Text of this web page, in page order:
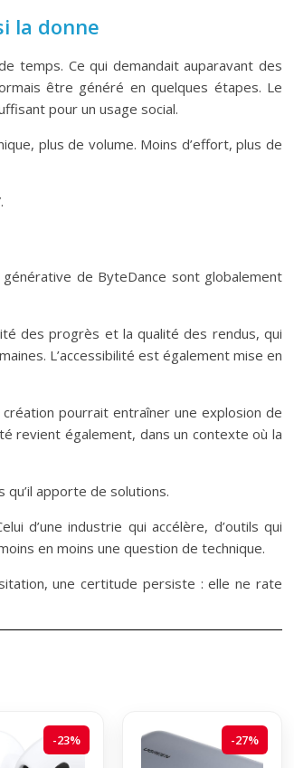
la donne
temps. Ce qui demandait auparavant des
être généré en quelques étapes. Le
pour un usage social.
plus de volume. Moins d’effort, plus de
de ByteDance sont globalement
des progrès et la qualité des rendus, qui
L’accessibilité est également mise en
pourrait entraîner une explosion de
revient également, dans un contexte où la
qu’il apporte de solutions.
d’une industrie qui accélère, d’outils qui
en moins une question de technique.
une certitude persiste : elle ne rate
-23% -27%